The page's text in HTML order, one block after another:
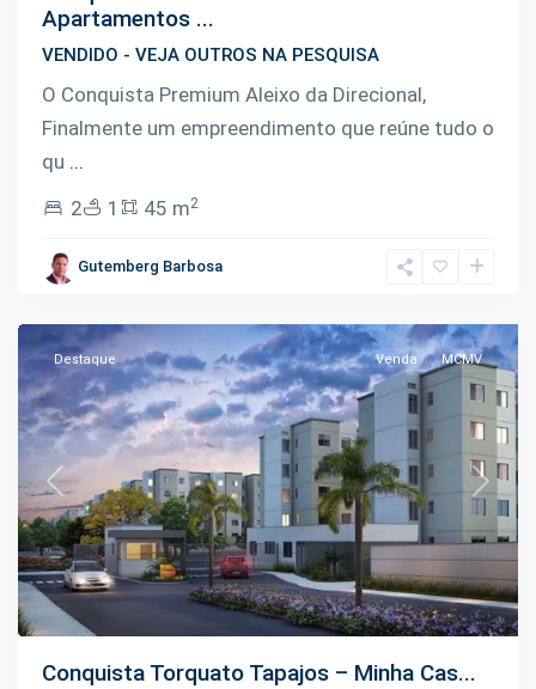
Apartamentos ...
VENDIDO - VEJA OUTROS NA PESQUISA
O Conquista Premium Aleixo da Direcional,
Finalmente um empreendimento que reúne tudo o
qu ...
2
1 45 m2
Gutemberg Barbosa
Nova,
Previous Next
Destaque Venda MCMV
Conquista Torquato Tapajos – Minha Cas...